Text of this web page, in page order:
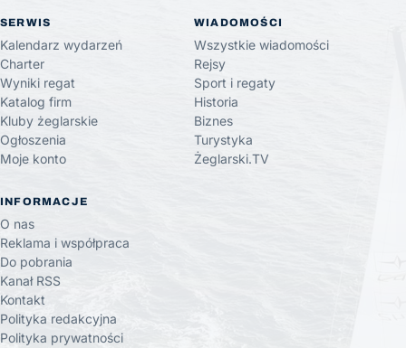
SERWIS
Kalendarz wydarzeń
Charter
Wyniki regat
Katalog firm
Kluby żeglarskie
Ogłoszenia
Moje konto
WIADOMOŚCI
Wszystkie wiadomości
Rejsy
Sport i regaty
Historia
Biznes
Turystyka
Żeglarski.TV
INFORMACJE
O nas
Reklama i współpraca
Do pobrania
Kanał RSS
Kontakt
Polityka redakcyjna
Polityka prywatności